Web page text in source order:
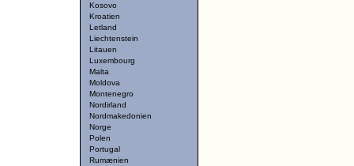
Kosovo
Kroatien
Letland
Liechtenstein
Litauen
Luxembourg
Malta
Moldova
Montenegro
Nordirland
Nordmakedonien
Norge
Polen
Portugal
Rumænien